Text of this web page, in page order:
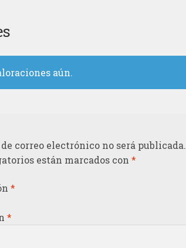
aún.
correo electrónico no será publicada.
están marcados con*
*
*